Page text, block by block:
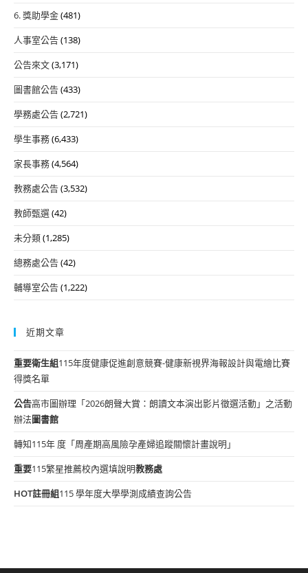
6. 獎助學金(481)
人事室公告(138)
公告來文(3,171)
圖書館公告(433)
學務處公告(2,721)
學生事務(6,433)
家長事務(4,564)
教務處公告(3,532)
教師甄選(42)
未分類(1,285)
總務處公告(42)
輔導室公告(1,222)
近期文章
重要衛生組115年度健康促進創意競賽-健康新視界海報設計與電繪比賽
得獎名單
公告高市圖辦理「2026朗聲大賞：朗讀文本演出影片徵選活動」之活動
辦法圖書館
轉知115年 度「周產期高風險孕產婦追蹤關懷計畫說明」
重要115繁星推薦校內選填說明教務處
HOT註冊組115 學年度大學學測成績查詢公告